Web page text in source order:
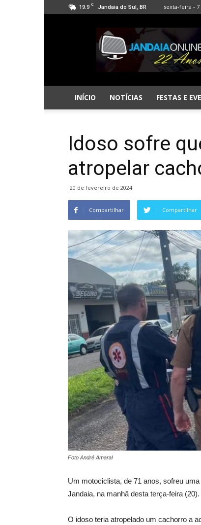
19.9 C Jandaia do Sul, BR sexta-feira - 7
Jandaia
Online
INÍCIO NOTÍCIAS FESTAS E
Idoso sofre
atropelar
20 de fevereiro de 2024
Compartilhar Compartilhar
Foto André Amaral
Um motociclista, de 71 anos, sofreu
Jandaia, na manhã desta terça-feira (20).
O idoso teria atropelado um cachorro a